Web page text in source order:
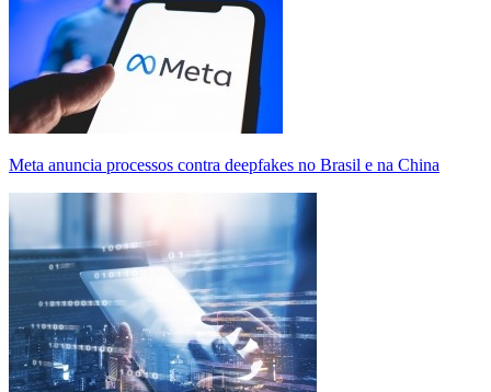
Meta anuncia processos contra deepfakes no Brasil e na China